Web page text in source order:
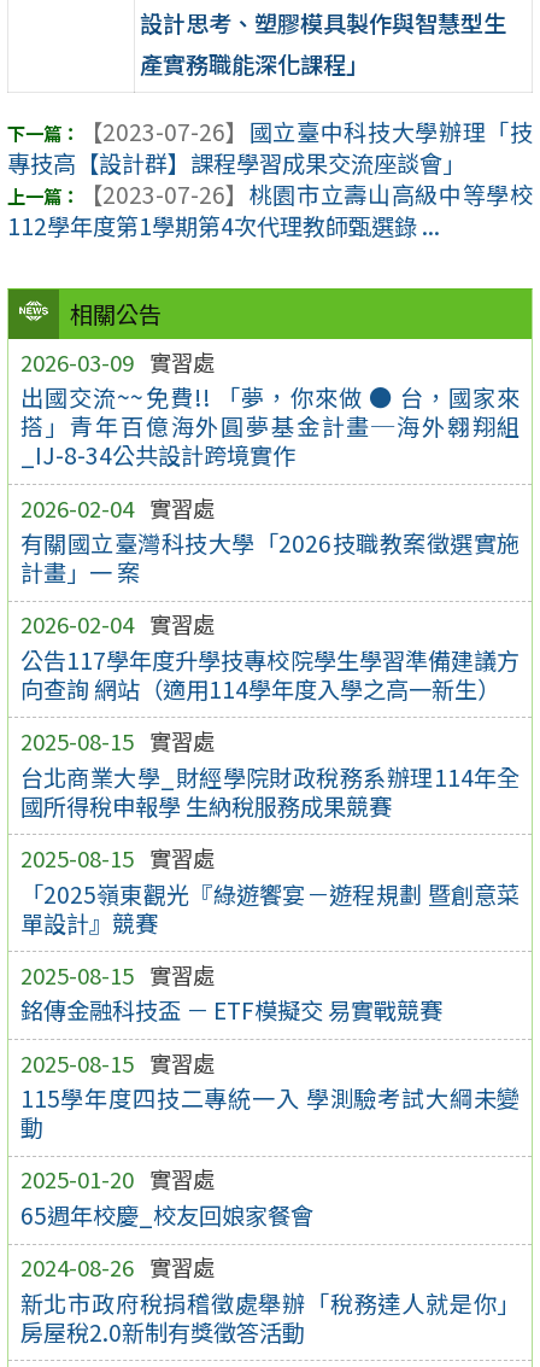
相關公告
2026-03-09 實習處
出國交流~~免費!! 「夢，你來做 ● 台，國家來
搭」青年百億海外圓夢基金計畫─海外翱翔組
_IJ-8-34公共設計跨境實作
2026-02-04 實習處
有關國立臺灣科技大學「2026技職教案徵選實施
計畫」一 案
2026-02-04 實習處
公告117學年度升學技專校院學生學習準備建議方
向查詢 網站（適用114學年度入學之高一新生）
2025-08-15 實習處
台北商業大學_財經學院財政稅務系辦理114年全
國所得稅申報學 生納稅服務成果競賽
2025-08-15 實習處
「2025嶺東觀光『綠遊饗宴－遊程規劃 暨創意菜
單設計』競賽
2025-08-15 實習處
銘傳金融科技盃 － ETF模擬交 易實戰競賽
2025-08-15 實習處
115學年度四技二專統一入 學測驗考試大綱未變
動
2025-01-20 實習處
65週年校慶_校友回娘家餐會
2024-08-26 實習處
新北市政府稅捐稽徵處舉辦「稅務達人就是你」
房屋稅2.0新制有獎徵答活動
設計思考、塑膠模具製作與智慧型生
產實務職能深化課程」
【2023-07-26】 國立臺中科技大學辦理「技
專技高【設計群】課程學習成果交流座談會」
【2023-07-26】 桃園市立壽山高級中等學校
112學年度第1學期第4次代理教師甄選錄 ...